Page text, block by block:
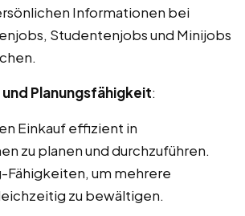
Informationen bei
Studentenjobs und Minijobs
Planungsfähigkeit:
Einkauf effizient in
zu planen und durchzuführen.
Fähigkeiten, um mehrere
zu bewältigen.